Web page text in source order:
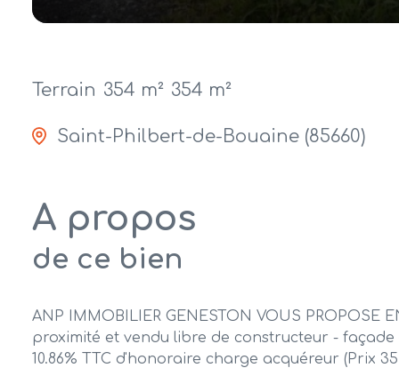
Terrain 354 m² 354 m²
Saint-Philbert-de-Bouaine (85660)
A propos
de ce bien
ANP IMMOBILIER GENESTON VOUS
proximité et vendu libre de constructeur - façade
10.86% TTC d'honoraire charge acquéreur (Prix